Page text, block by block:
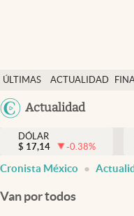
ÚLTIMAS
NOTICIAS
ACTUALIDAD
Actualidad
Actualidad
Finanzas y economía
Dólar y mercados
DÓLAR
$ 17,14 -0.38%
Cronista México
Van por todos